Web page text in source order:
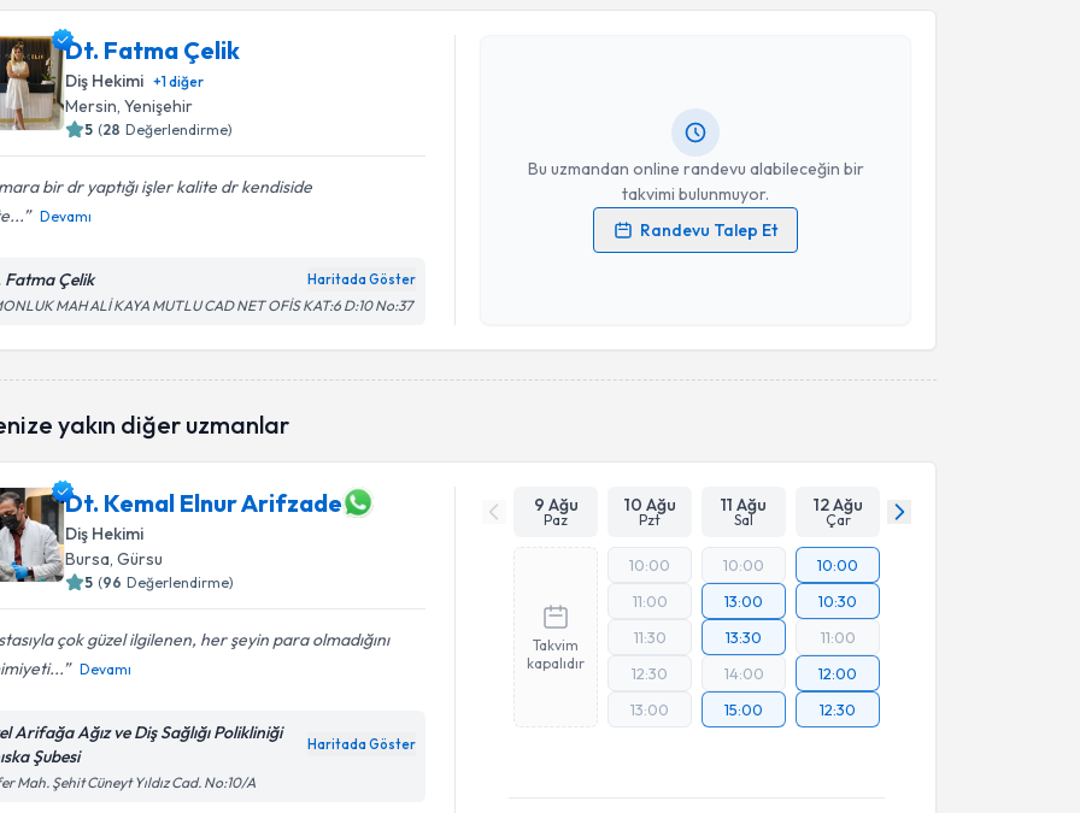
Dt. Fatma Çelik
Diş Hekimi +1diğer
Mersin, Yenişehir
5 (28 Değerlendirme)
bir dr yaptığı işler kalite dr kendiside
Devamı
Fatma Çelik Haritada Göster
MAH ALİ KAYA MUTLU CAD NET OFİS KAT:6 D:10 No:37
Bu uzmandan online randevu alabileceğin bir
takvimi bulunmuyor.
Randevu Talep Et
Dt. Fatma Çelik
Kişisel verilerimin işlenmesine ilişkinAydınlatma Metni
Takvim Talebini Gönder
yakın diğer uzmanlar
Dt. Kemal Elnur Arifzade
Diş Hekimi
Bursa, Gürsu
5 (96 Değerlendirme)
çok güzel ilgilenen, her şeyin para olmadığını
Devamı
Arifağa Ağız ve Diş Sağlığı Polikliniği
Şubesi
Haritada Göster
Mah. Şehit Cüneyt Yıldız Cad. No:10/A
9 Ağu
Paz
10 Ağu
Pzt
11 Ağu
Sal
12 Ağu
Çar
Takvim
kapalıdır
10:00
11:00
11:30
12:30
13:00
10:00
13:00
13:30
14:00
15:00
10:00
10:30
11:00
12:00
12:30